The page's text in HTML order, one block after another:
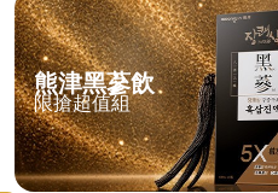
熊津黑蔘飲
限搶超值組